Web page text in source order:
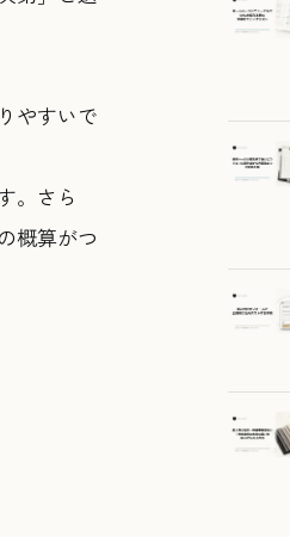
やすいで
。さら
概算がつ